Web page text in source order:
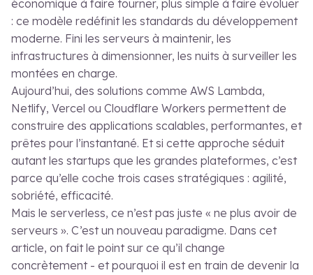
économique à faire tourner, plus simple à faire évoluer
: ce modèle redéfinit les standards du développement
moderne. Fini les serveurs à maintenir, les
infrastructures à dimensionner, les nuits à surveiller les
montées en charge.
Aujourd’hui, des solutions comme AWS Lambda,
Netlify, Vercel ou Cloudflare Workers permettent de
construire des applications scalables, performantes, et
prêtes pour l’instantané. Et si cette approche séduit
autant les startups que les grandes plateformes, c’est
parce qu’elle coche trois cases stratégiques : agilité,
sobriété, efficacité.
Mais le serverless, ce n’est pas juste « ne plus avoir de
serveurs ». C’est un nouveau paradigme. Dans cet
article, on fait le point sur ce qu’il change
concrètement - et pourquoi il est en train de devenir la